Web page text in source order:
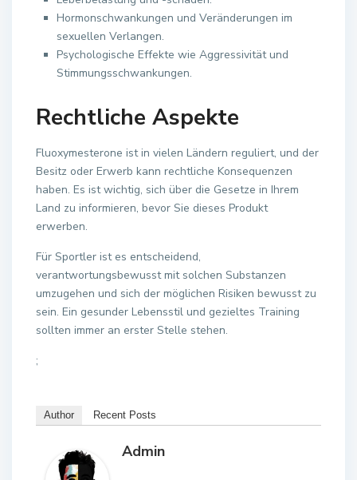
Hormonschwankungen und Veränderungen im
sexuellen Verlangen.
Psychologische Effekte wie Aggressivität und
Stimmungsschwankungen.
Rechtliche Aspekte
Fluoxymesterone ist in vielen Ländern reguliert, und der
Besitz oder Erwerb kann rechtliche Konsequenzen
haben. Es ist wichtig, sich über die Gesetze in Ihrem
Land zu informieren, bevor Sie dieses Produkt
erwerben.
Für Sportler ist es entscheidend,
verantwortungsbewusst mit solchen Substanzen
umzugehen und sich der möglichen Risiken bewusst zu
sein. Ein gesunder Lebensstil und gezieltes Training
sollten immer an erster Stelle stehen.
;
Author Recent Posts
Admin